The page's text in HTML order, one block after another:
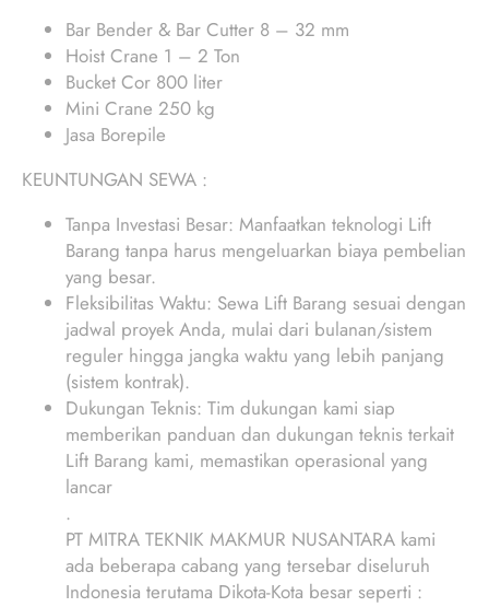
Bar Bender & Bar Cutter 8 – 32 mm
Hoist Crane 1 – 2 Ton
Bucket Cor 800 liter
Mini Crane 250 kg
Jasa Borepile
KEUNTUNGAN SEWA :
Tanpa Investasi Besar: Manfaatkan teknologi Lift
Barang tanpa harus mengeluarkan biaya pembelian
yang besar.
Fleksibilitas Waktu: Sewa Lift Barang sesuai dengan
jadwal proyek Anda, mulai dari bulanan/sistem
reguler hingga jangka waktu yang lebih panjang
(sistem kontrak).
Dukungan Teknis: Tim dukungan kami siap
memberikan panduan dan dukungan teknis terkait
Lift Barang kami, memastikan operasional yang
lancar
.
PT MITRA TEKNIK MAKMUR NUSANTARA kami
ada beberapa cabang yang tersebar diseluruh
Indonesia terutama Dikota-Kota besar seperti :